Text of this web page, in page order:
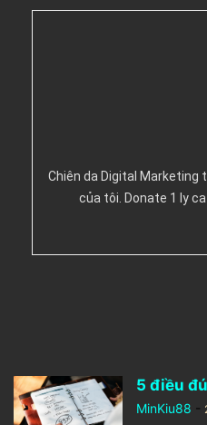
Chiên da Digital Marketing
của tôi. Donate 1 ly
5 điều
MinKiu88 -